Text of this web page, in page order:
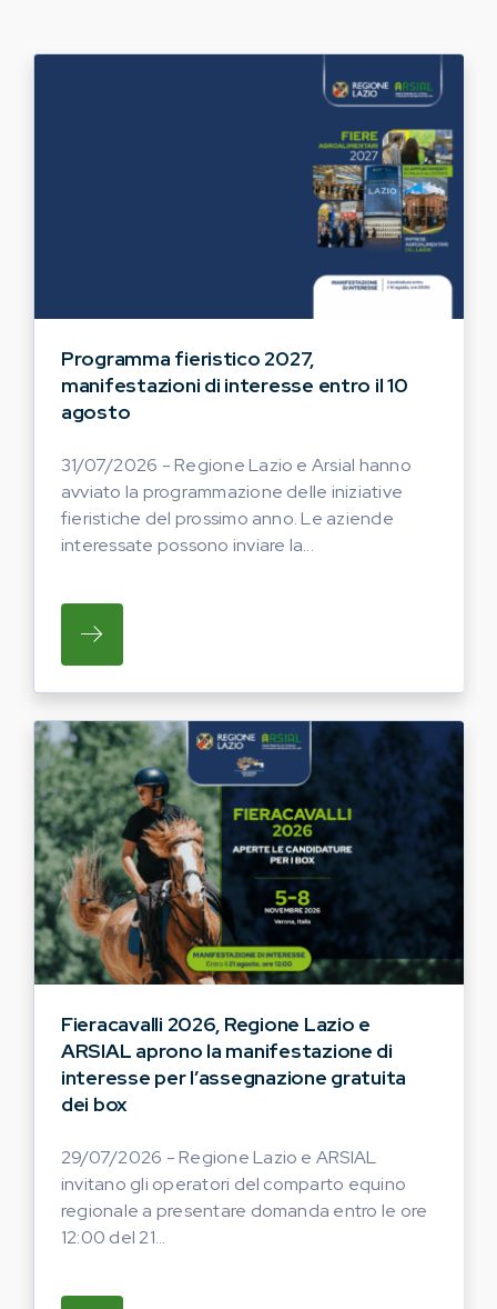
Programma fieristico 2027,
manifestazioni di interesse entro il 10
agosto
31/07/2026 - Regione Lazio e Arsial hanno
avviato la programmazione delle iniziative
fieristiche del prossimo anno. Le aziende
interessate possono inviare la...
SU REGIONE LAZIO E ARSIAL HANNO
Fieracavalli 2026, Regione Lazio e
ARSIAL aprono la manifestazione di
interesse per l’assegnazione gratuita
dei box
29/07/2026 - Regione Lazio e ARSIAL
invitano gli operatori del comparto equino
regionale a presentare domanda entro le ore
12:00 del 21...